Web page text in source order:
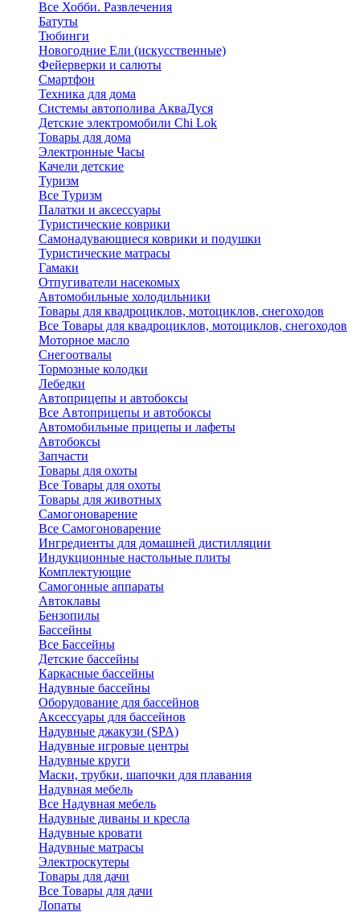
Все Хобби. Развлечения
Батуты
Тюбинги
Новогодние Ели (искусственные)
Фейерверки и салюты
Смартфон
Техника для дома
Системы автополива АкваДуся
Детские электромобили Chi Lok
Товары для дома
Электронные Часы
Качели детские
Туризм
Все Туризм
Палатки и аксессуары
Туристические коврики
Самонадувающиеся коврики и подушки
Туристические матрасы
Гамаки
Отпугиватели насекомых
Автомобильные холодильники
Товары для квадроциклов, мотоциклов, снегоходов
Все Товары для квадроциклов, мотоциклов, снегоходов
Моторное масло
Снегоотвалы
Тормозные колодки
Лебедки
Автоприцепы и автобоксы
Все Автоприцепы и автобоксы
Автомобильные прицепы и лафеты
Автобоксы
Запчасти
Товары для охоты
Все Товары для охоты
Товары для животных
Самогоноварение
Все Самогоноварение
Ингредиенты для домашней дистилляции
Индукционные настольные плиты
Комплектующие
Самогонные аппараты
Автоклавы
Бензопилы
Бассейны
Все Бассейны
Детские бассейны
Каркасные бассейны
Надувные бассейны
Оборудование для бассейнов
Аксессуары для бассейнов
Надувные джакузи (SPA)
Надувные игровые центры
Надувные круги
Маски, трубки, шапочки для плавания
Надувная мебель
Все Надувная мебель
Надувные диваны и кресла
Надувные кровати
Надувные матрасы
Электроскутеры
Товары для дачи
Все Товары для дачи
Лопаты